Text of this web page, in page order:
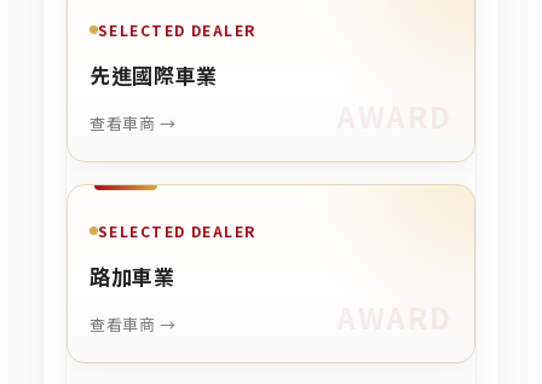
SELECTED DEALER
先進國際車業
查看車商 →
SELECTED DEALER
路加車業
查看車商 →